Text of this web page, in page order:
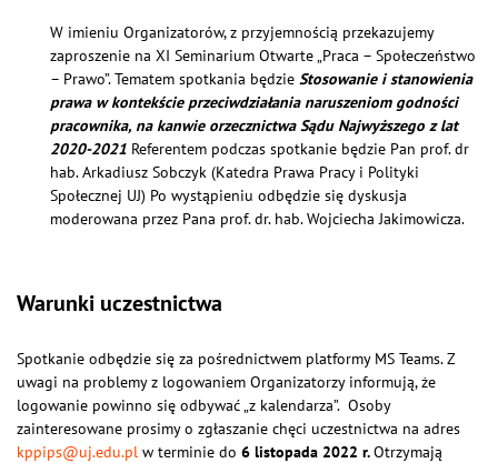
W imieniu Organizatorów, z przyjemnością przekazujemy
zaproszenie na XI Seminarium Otwarte „Praca – Społeczeństwo
– Prawo”. Tematem spotkania będzie Stosowanie i stanowienia
prawa w kontekście przeciwdziałania naruszeniom godności
pracownika, na kanwie orzecznictwa Sądu Najwyższego z lat
2020-2021 Referentem podczas spotkanie będzie Pan prof. dr
hab. Arkadiusz Sobczyk (Katedra Prawa Pracy i Polityki
Społecznej UJ) Po wystąpieniu odbędzie się dyskusja
moderowana przez Pana prof. dr. hab. Wojciecha Jakimowicza.
Warunki uczestnictwa
Spotkanie odbędzie się za pośrednictwem platformy MS Teams. Z
uwagi na problemy z logowaniem Organizatorzy informują, że
logowanie powinno się odbywać „z kalendarza”. Osoby
zainteresowane prosimy o zgłaszanie chęci uczestnictwa na adres
kppips@uj.edu.pl w terminie do 6 listopada 2022 r.Otrzymają